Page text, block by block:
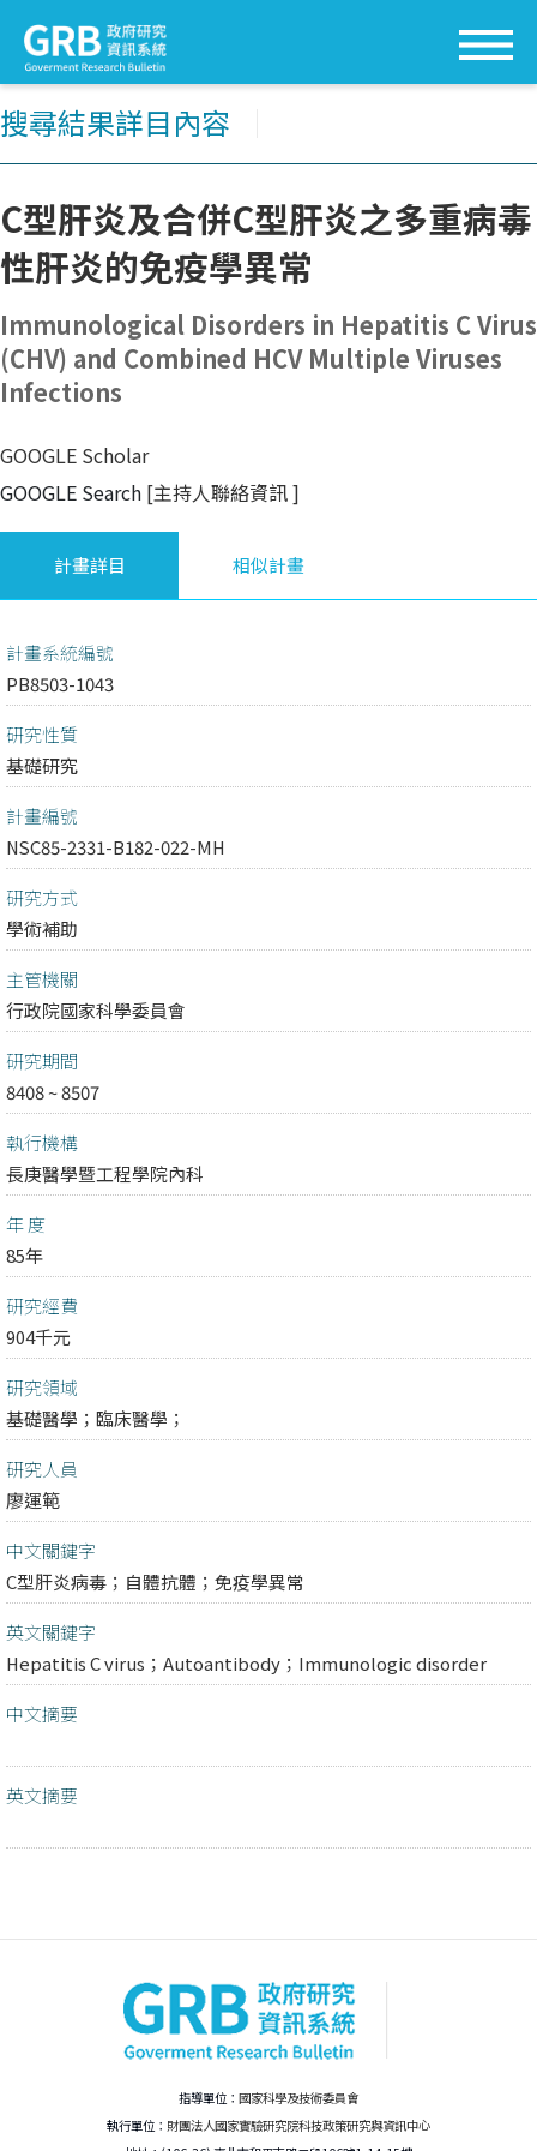
搜尋結果詳目內容
C型肝炎及合併C型肝炎之多重病毒
性肝炎的免疫學異常
Immunological Disorders in Hepatitis C Virus
(CHV) and Combined HCV Multiple Viruses
Infections
GOOGLE Scholar
GOOGLE Search [主持人聯絡資訊]
計畫詳目 相似計畫
計畫系統編號
PB8503-1043
研究性質
基礎研究
計畫編號
NSC85-2331-B182-022-MH
研究方式
學術補助
主管機關
行政院國家科學委員會
研究期間
8408 ~ 8507
執行機構
長庚醫學暨工程學院內科
年 度
85年
研究經費
904千元
研究領域
基礎醫學； 臨床醫學；
研究人員
廖運範
中文關鍵字
C型肝炎病毒；自體抗體；免疫學異常
英文關鍵字
Hepatitis C virus；Autoantibody；Immunologic disorder
中文摘要
英文摘要
指導單位： 國家科學及技術委員會
執行單位： 財團法人國家實驗研究院科技政策研究與資訊中心